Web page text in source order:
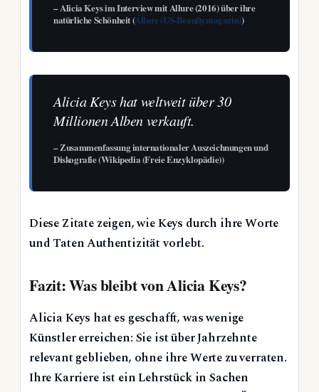
– Alicia Keys im Interview mit Allure (2016) über ihre
natürliche Schönheit (Allure (US-Beauftymagazin))
Alicia Keys hat weltweit über 30
Millionen Alben verkauft.
– Zusammenfassung internationaler Auszeichnungen und
Diskografie (Wikipedia (Freie Enzyklopädie))
Diese Zitate zeigen, wie Keys durch ihre Worte
und Taten Authentizität vorlebt.
Fazit: Was bleibt von Alicia Keys?
Alicia Keys hat es geschafft, was wenige
Künstler erreichen: Sie ist über Jahrzehnte
relevant geblieben, ohne ihre Werte zu verraten.
Ihre Karriere ist ein Lehrstück in Sachen